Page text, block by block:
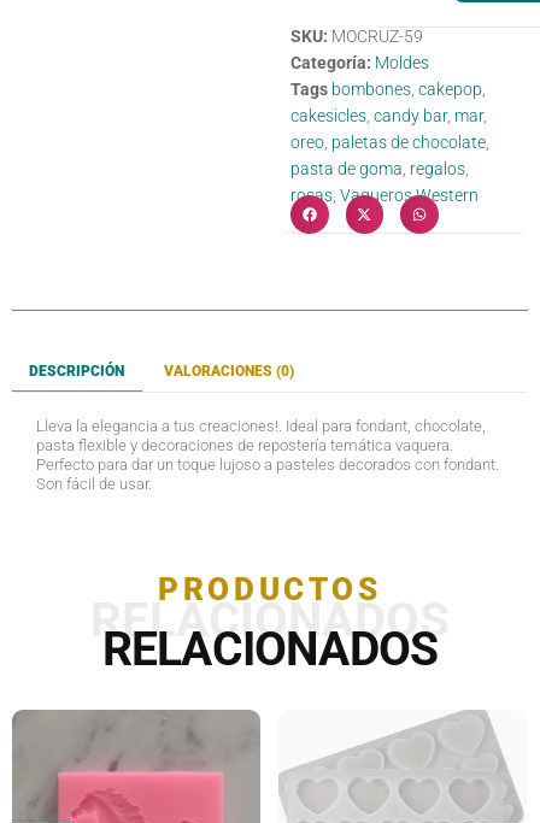
SKU: MOCRUZ-59
Categoría: Moldes
Tags bombones ,cakepop
cakesicles ,candy bar, mar,
oreo paletas de chocolate
pasta de goma regalos
rosas ,Vaqueros Western
DESCRIPCIÓN VALORACIONES (0)
Lleva la elegancia a tus creaciones!. Ideal para fondant, chocolate,
pasta flexible y decoraciones de repostería temática vaquera.
Perfecto para dar un toque lujoso a pasteles decorados con fondant.
Son fácil de usar.
PRODUCTOS
RELACIONADOS
RELACIONADOS